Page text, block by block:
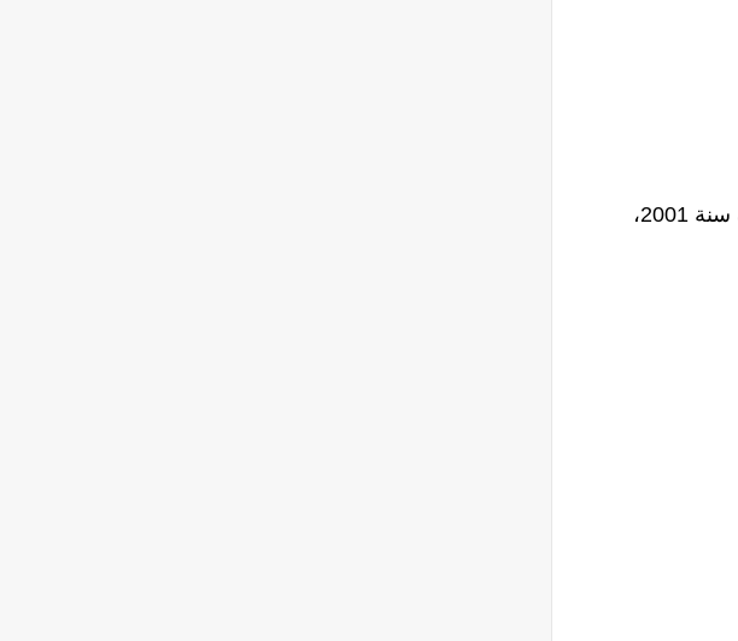
نص "الفنون وتكنولوجيا المعلومات" مقتطف من العدد 276 من مجلة عالم المعرفة سنة 2001،